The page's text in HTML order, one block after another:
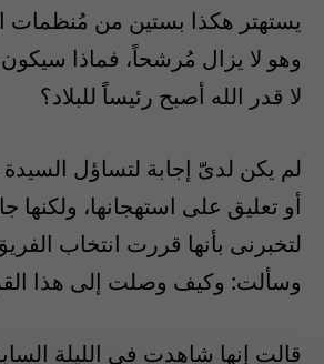
يستهتر هكذا بستين من مُنظمات
وهو لا يزال مُرشحاً، فماذا
لا قدر الله أصبح رئيساً للبلاد؟
لم يكن لدىّ إجابة لتساؤل السيدة
أو تعليق على استهجانها، ولكنها
لتخبرنى بأنها قررت انتخاب
وسألت: وكيف وصلت إلى هذا
قالت إنها شاهدت فى الليلة